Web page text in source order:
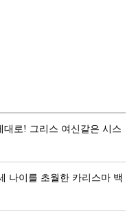
로! 그리스 여신같은 시스
나이를 초월한 카리스마 백